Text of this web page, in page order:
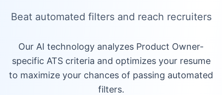
Beat automated filters and reach recruiters
Our AI technology analyzes Product Owner-
specific ATS criteria and optimizes your resume
to maximize your chances of passing automated
filters.